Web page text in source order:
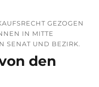
GEZOGEN
IN MITTE
SENAT UND BEZIRK.
den